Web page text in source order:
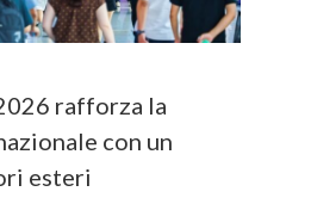
rafforza la
con un
esteri